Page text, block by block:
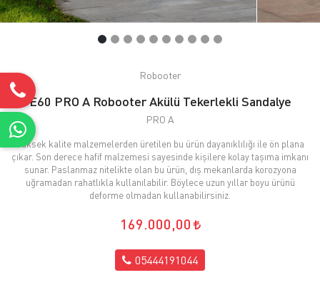
Robooter
E60 PRO A Robooter Akülü Tekerlekli Sandalye
PRO A
Yüksek kalite malzemelerden üretilen bu ürün dayanıklılığı ile ön plana
çıkar. Son derece hafif malzemesi sayesinde kişilere kolay taşıma imkanı
sunar. Paslanmaz nitelikte olan bu ürün, dış mekanlarda korozyona
uğramadan rahatlıkla kullanılabilir. Böylece uzun yıllar boyu ürünü
deforme olmadan kullanabilirsiniz.
169.000,00
05444191044